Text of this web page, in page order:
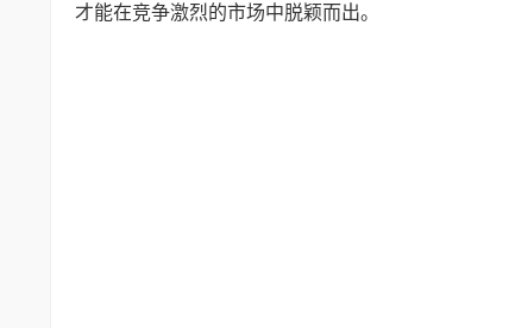
才能在竞争激烈的市场中脱颖而出。